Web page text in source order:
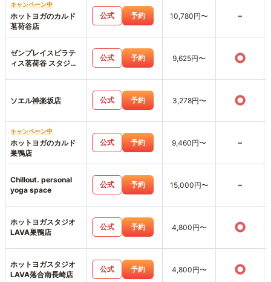
キャンペーン中
ホットヨガのカルド
茗荷谷店
公式 予約 10,780円〜 -
ゼンプレイスピラテ
ィス茗荷谷 スタジオ
公式 予約 9,625円〜 ○
ソエル神楽坂店 公式 予約 3,278円〜 ○
キャンペーン中
ホットヨガのカルド
巣鴨店
公式 予約 9,460円〜 -
Chillout. personal
yoga space
公式 予約 15,000円〜 -
ホットヨガスタジオ
LAVA巣鴨店
公式 予約 4,800円〜 ○
ホットヨガスタジオ
LAVA落合南長崎店
公式 予約 4,800円〜 ○